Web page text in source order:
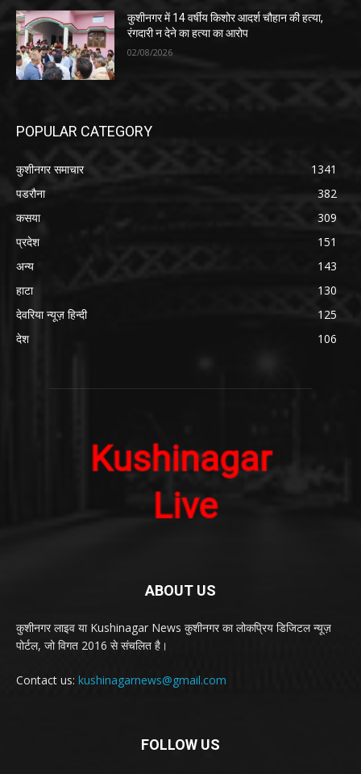
कुशीनगर में 14 वर्षीय किशोर आदर्श चौहान की हत्या,
रंगदारी न देने का हत्या का आरोप
02/08/2026
POPULAR CATEGORY
कुशीनगर समाचार
1341
पडरौना
382
कसया
309
प्रदेश
151
अन्य
143
हाटा
130
देवरिया न्यूज़ हिन्दी
125
देश
106
ABOUT US
कुशीनगर लाइव या Kushinagar News कुशीनगर का लोकप्रिय डिजिटल न्यूज़
पोर्टल, जो विगत 2016 से संचलित है।
Contact us: kushinagarnews@gmail.com
FOLLOW US